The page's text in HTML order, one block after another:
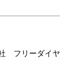
フリーダイヤ